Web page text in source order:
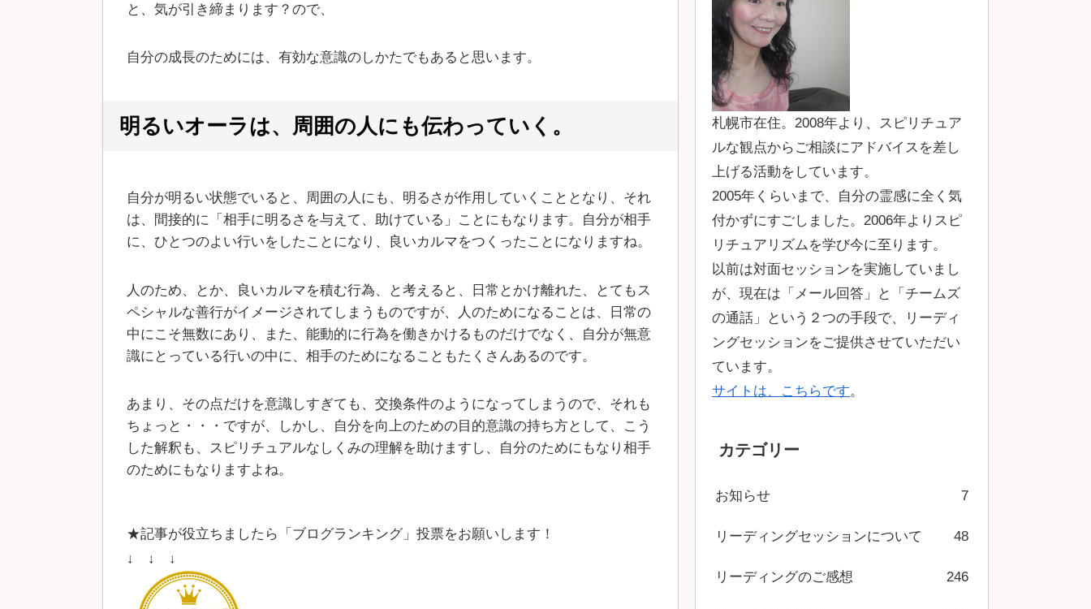
と、気が引き締まります？ので、
自分の成長のためには、有効な意識のしかたでもあると思います。
明るいオーラは、周囲の人にも伝わっていく。
自分が明るい状態でいると、周囲の人にも、明るさが作用していくこととなり、それ
は、間接的に「相手に明るさを与えて、助けている」ことにもなります。自分が相手
に、ひとつのよい行いをしたことになり、良いカルマをつくったことになりますね。
人のため、とか、良いカルマを積む行為、と考えると、日常とかけ離れた、とてもス
ペシャルな善行がイメージされてしまうものですが、人のためになることは、日常の
中にこそ無数にあり、また、能動的に行為を働きかけるものだけでなく、自分が無意
識にとっている行いの中に、相手のためになることもたくさんあるのです。
あまり、その点だけを意識しすぎても、交換条件のようになってしまうので、それも
ちょっと・・・ですが、しかし、自分を向上のための目的意識の持ち方として、こう
した解釈も、スピリチュアルなしくみの理解を助けますし、自分のためにもなり相手
のためにもなりますよね。
★記事が役立ちましたら「ブログランキング」投票をお願いします！
↓ ↓ ↓
札幌市在住。2008年より、スピリチュア
ルな観点からご相談にアドバイスを差し
上げる活動をしています。
2005年くらいまで、自分の霊感に全く気
付かずにすごしました。2006年よりスピ
リチュアリズムを学び今に至ります。
以前は対面セッションを実施していまし
が、現在は「メール回答」と「チームズ
の通話」という２つの手段で、リーディ
ングセッションをご提供させていただい
ています。
サイトは、こちらです。
カテゴリー
お知らせ 7
リーディングセッションについて 48
リーディングのご感想 246